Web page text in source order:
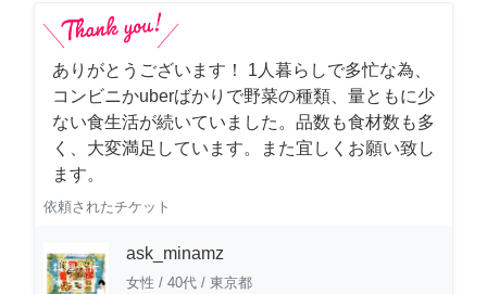
ありがとうございます！ 1人暮らしで多忙な為、
コンビニかuberばかりで野菜の種類、量ともに少
ない食生活が続いていました。品数も食材数も多
く、大変満足しています。また宜しくお願い致し
ます。
依頼されたチケット
ask_minamz
女性 / 40代 / 東京都